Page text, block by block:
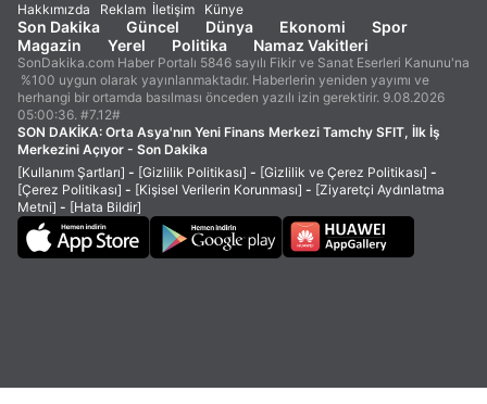
Hakkımızda Reklam İletişim Künye
Son Dakika Güncel Dünya Ekonomi
Spor
Magazin
Yerel Politika Namaz Vakitleri
SonDakika.com Haber Portalı 5846 sayılı Fikir ve Sanat Eserleri Kanunu'na
%100 uygun olarak yayınlanmaktadır. Haberlerin yeniden yayımı ve
herhangi bir ortamda basılması önceden yazılı izin gerektirir. 9.08.2026
05:00:36. #7.12#
SON DAKİKA: Orta Asya'nın Yeni Finans Merkezi Tamchy SFIT, İlk İş
Merkezini Açıyor - Son Dakika
[Kullanım Şartları] - [Gizlilik Politikası] - [Gizlilik ve Çerez Politikası] -
[Çerez Politikası] - [Kişisel Verilerin Korunması] - [Ziyaretçi Aydınlatma
Metni] - [Hata Bildir]